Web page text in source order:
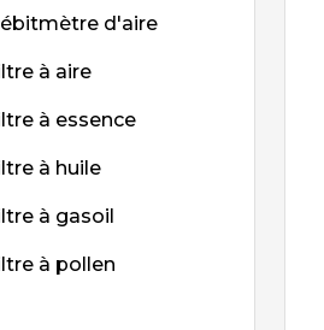
d'aire
à aire
à essence
à huile
à gasoil
à pollen